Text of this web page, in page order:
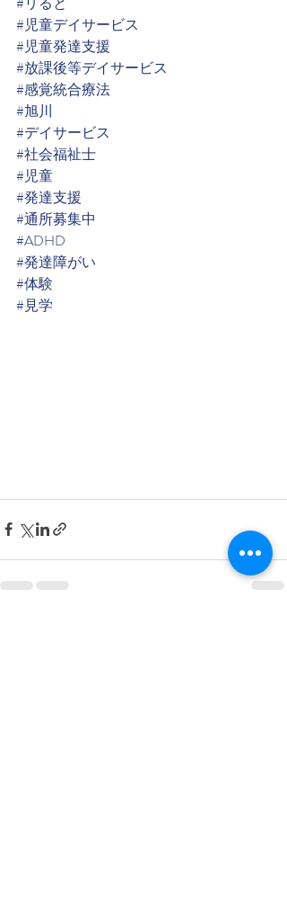
#児童デイサービス
#児童発達支援
#放課後等デイサービス
#感覚統合療法
#旭川
#デイサービス
#社会福祉士
#児童
#発達支援
#通所募集中
#ADHD
#発達障がい
#体験
#見学